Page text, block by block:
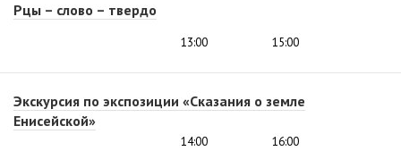
Рцы – слово – твердо
13:00 15:00
Экскурсия по экспозиции «Сказания о земле
Енисейской»
14:00 16:00